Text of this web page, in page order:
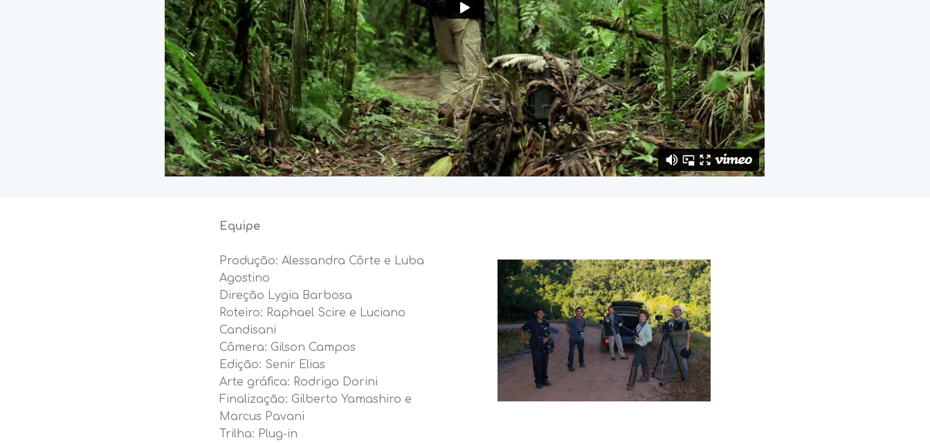
Equipe
Produção: Alessandra Côrte e Luba
Agostino
Direção Lygia Barbosa
Roteiro: Raphael Scire e Luciano
Candisani
Câmera: Gilson Campos
Edição: Senir Elias
Arte gráfica: Rodrigo Dorini
Finalização: Gilberto Yamashiro e
Marcus Pavani
Trilha: Plug-in